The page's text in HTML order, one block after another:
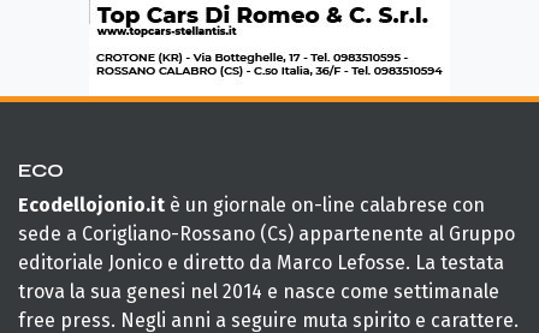
ECO
Ecodellojonio.it è un giornale on-line calabrese con
sede a Corigliano-Rossano (Cs) appartenente al Gruppo
editoriale Jonico e diretto da Marco Lefosse. La testata
trova la sua genesi nel 2014 e nasce come settimanale
free press. Negli anni a seguire muta spirito e carattere.